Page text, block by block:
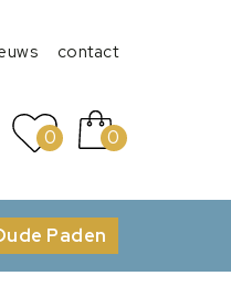
contact
0 0
Paden